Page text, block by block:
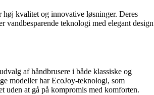
høj kvalitet og innovative løsninger. Deres
vandbesparende teknologi med elegant design
af håndbrusere i både klassiske og
modeller har EcoJoy-teknologi, som
uden at gå på kompromis med komforten.